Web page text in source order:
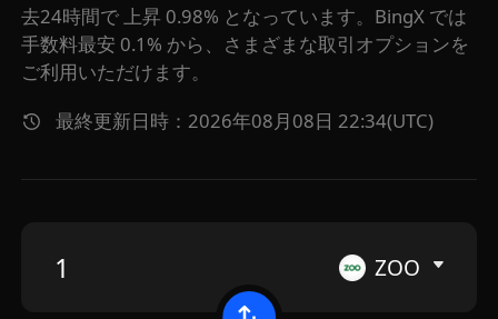
去24時間で 上昇 0.98% となっています。BingX では
手数料最安 0.1% から、さまざまな取引オプションを
ご利用いただけます。
最終更新日時：2026年08月08日 22:34(UTC)
ZOO